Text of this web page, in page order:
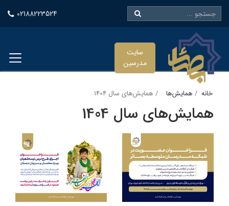
02188223524
سایت
مدرسین
خانه همایش‌ها همایش‌های سال 1404
همایش‌های سال 1404